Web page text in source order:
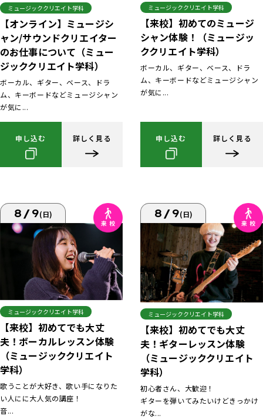
ミュージッククリエイト学科
【オンライン】ミュージシ
ャン/サウンドクリエイター
のお仕事について（ミュー
ジッククリエイト学科）
ボーカル、ギター、ベース、ドラ
ム、キーボードなどミュージシャン
が気に...
申し込む 詳しく見る
ミュージッククリエイト学科
【来校】初めてのミュージ
シャン体験！（ミュージッ
ククリエイト学科）
ボーカル、ギター、ベース、ドラ
ム、キーボードなどミュージシャン
が気に...
申し込む 詳しく見る
8/9(日)
ミュージッククリエイト学科
【来校】初めてでも大丈
夫！ボーカルレッスン体験
（ミュージッククリエイト
学科）
歌うことが大好き、歌い手になりた
い人にに大人気の講座！
音...
8/9(日)
ミュージッククリエイト学科
【来校】初めてでも大丈
夫！ギターレッスン体験
（ミュージッククリエイト
学科）
初心者さん、大歓迎！
ギターを弾いてみたいけどきっかけ
がな...